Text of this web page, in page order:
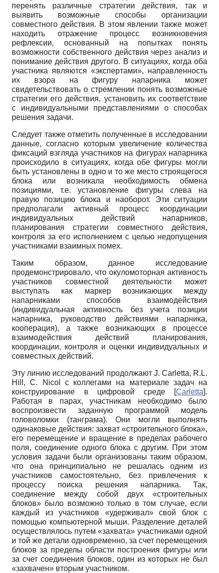
перенять различные стратегии действия, так и
выявить возможные способы организации
совместного действия. В этом явлении также может
находить отражение процесс возникновения
рефлексии, основанный на попытках понять
возможности собственного действия через анализ и
понимание действия другого. В ситуациях, когда оба
участника являются «экспертами», направленность
их взора на фигуру напарника может
свидетельствовать о стремлении понять возможные
стратегии его действия, установить их соответствие
с индивидуальными представлениями о способах
решения задачи.
Следует также отметить полученные в исследовании
данные, согласно которым увеличение количества
фиксаций взгляда участников на фигурах напарника
происходило в ситуациях, когда обе фигуры могли
быть установлены в одно и то же место строящегося
блока или возникала необходимость обмена
позициями, т.е. установление фигуры слева на
правую позицию блока и наоборот. Эти ситуации
предполагали активный процесс координации
индивидуальных действий напарников,
планирования стратегии совместного действия,
контроля за его исполнением с целью недопущения
участниками взаимных помех.
Таким образом, данное исследование
продемонстрировало, что окуломоторная активность
участников совместной деятельности может
выступать как маркер возникающих между
напарниками способов взаимодействия
(индивидуальная активность без учета позиции
напарника, руководство действиями напарника,
кооперация), а также возникающих в процессе
взаимодействия действий планирования,
координации, контроля и оценки индивидуальных и
совместных действий.
Эту линию исследований продолжают J. Carletta, R.L.
Hill, C. Nicol с коллегами на материале задач на
конструирование в цифровой среде
[Carletta].
Работая в парах, участникам необходимо было
воспроизвести заданную программой модель
головоломки (танграма). Они могли выполнять
одинаковые действия: захват «строительного блока»,
его перемещение и вращение в пределах рабочего
поля, соединение одного блока с другим. При этом
условия задачи были организованы таким образом,
что она принципиально не решалась одним из
участников самостоятельно, без привлечения к
процессу поиска решения напарника. Так,
соединение между собой двух «строительных
блоков» было возможно только в том случае, если
каждый из участников «удерживал» свой блок с
помощью компьютерной мыши. Разделение деталей
осуществлялось путем «захвата» участниками одной
и той же детали одновременно, за счет перемещения
блоков за пределы области построения фигуры или
за счет соединения блоков, один из которых не был
«захвачен» вторым участником.